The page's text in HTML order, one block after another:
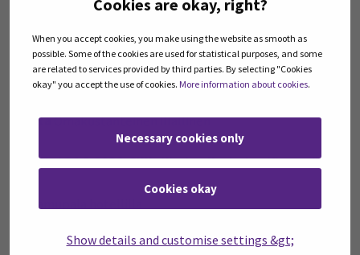
Cookies are okay, right?
When you accept cookies, you make using the website as smooth as
possible. Some of the cookies are used for statistical purposes, and some
are related to services provided by third parties. By selecting "Cookies
okay" you accept the use of cookies. More information about cookies.
Necessary cookies only
Cookies okay
Show details and customise settings &gt;
Klo 13.00–16.45Vierailu: Luke Maaninka ja
maatilakohdeKuikkalahti Dairy, Carbon Action -tila,
Siilinjärvi
Klo 16.45 →Siirtyminen majoitukseen Kylpylähotelli
IltaOmakustanteinen illallinen
Torstai 24.9.2026: Siilinjärvi → Iisalmi → Vieremä
Aamupala hotellilla
Klo 9.00–10.30Vierailu: Yara Siilinjärven tehdas